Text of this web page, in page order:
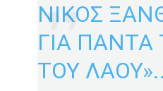
ΝΙΚΟΣ
ΓΙΑ ΠΑΝΤΑ
ΤΟΥ ΛΑΟΥ»..